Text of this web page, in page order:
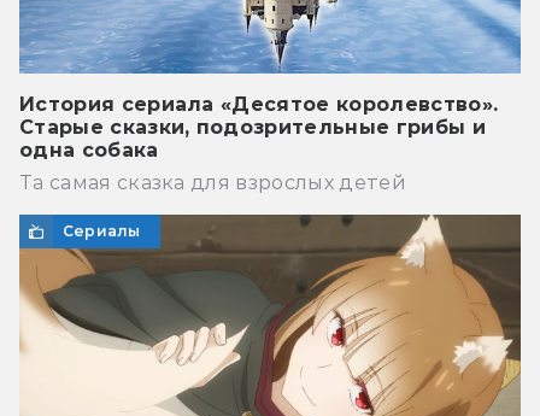
История сериала «Десятое королевство».
Старые сказки, подозрительные грибы и
одна собака
Та самая сказка для взрослых детей
Сериалы